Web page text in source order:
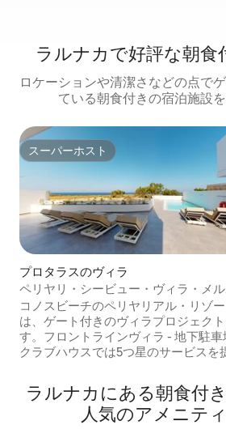
ラルナカで好評な朝食
ロケーションや清潔さなどの点で
ている朝食付きの宿泊施設
スーパーホスト
スーパーホスト
プロタラスのヴィラ
ペリヤリ・シービュー・ヴィラ・メ
メネ
コノスビーチのペリヤリアル・リゾー
は、ゲート付きのヴィラプロジェク
す。フロントラインヴィラ - 地下駐車
クラブハウスでは5つ星のサービスを
ェ／サウナ／ジム／レストラン／バー
会議室／コンシェルジュ／ラウンジ
ームサービス 出発／ランドリーサービス
- ドライクリーニング／クリーニング
ラルナカにある朝食付
人気のアメニテ